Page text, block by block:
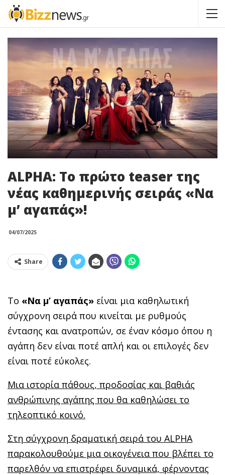
ALPHA: Το πρώτο teaser της
νέας καθημερινής σειράς «Να
μ’ αγαπάς»!
04/07/2025
Share
Το «Να μ’ αγαπάς» είναι μια καθηλωτική
σύγχρονη σειρά που κινείται με ρυθμούς
έντασης και ανατροπών, σε έναν κόσμο όπου η
αγάπη δεν είναι ποτέ απλή και οι επιλογές δεν
είναι ποτέ εύκολες.
Μια ιστορία πάθους, προδοσίας και βαθιάς
ανθρώπινης αγάπης που θα καθηλώσει το
τηλεοπτικό κοινό.
Στη σύγχρονη δραματική σειρά του ALPHA
παρακολουθούμε μια οικογένεια που βλέπει το
παρελθόν να επιστρέφει δυναμικά, φέρνοντας